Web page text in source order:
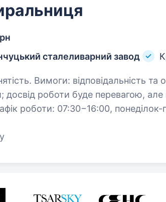
сталеливарний завод
та охайність; бажання